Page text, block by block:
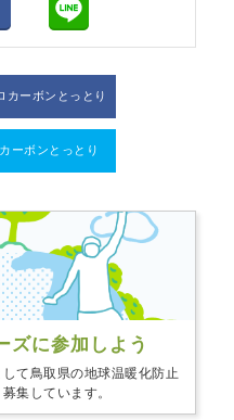
ーボンとっとり
ーボンとっとり
ズに参加しよう
て鳥取県の地球温暖化防止
集しています。